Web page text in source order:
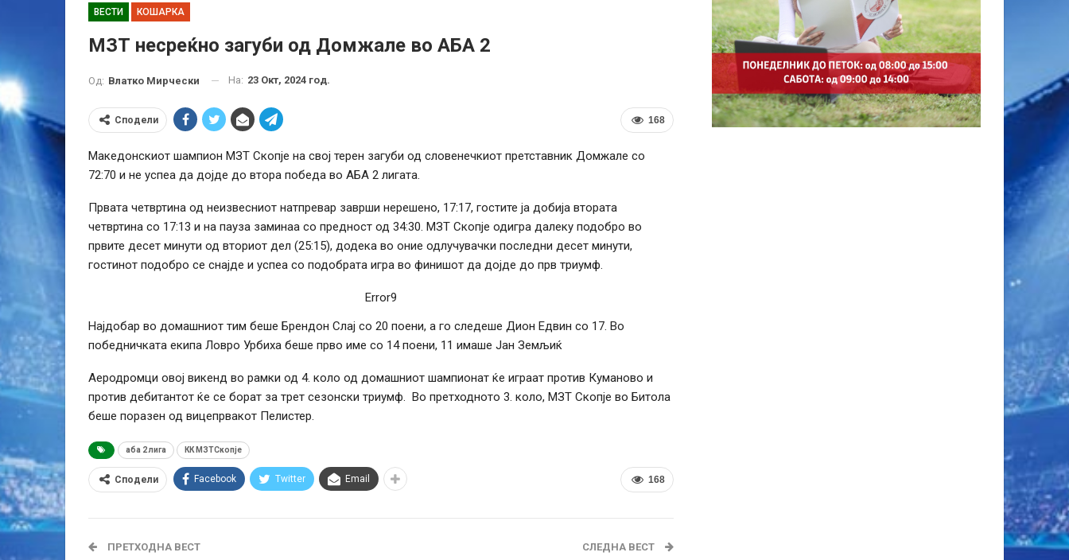
ВЕСТИ КОШАРКА
МЗТ несреќно загуби од Домжале во АБА 2
Од: Влатко Мирчески На: 23 Окт, 2024 год.
168
Сподели
Македонскиот шампион МЗТ Скопје на свој терен загуби од словенечкиот претставник Домжале со
72:70 и не успеа да дојде до втора победа во АБА 2 лигата.
Првата четвртина од неизвесниот натпревар заврши нерешено, 17:17, гостите ја добија втората
четвртина со 17:13 и на пауза заминаа со предност од 34:30. МЗТ Скопје одигра далеку подобро во
првите десет минути од вториот дел (25:15), додека во оние одлучувачки последни десет минути,
гостинот подобро се снајде и успеа со подобрата игра во финишот да дојде до прв триумф.
Error9
Најдобар во домашниот тим беше Брендон Слај со 20 поени, а го следеше Дион Едвин со 17. Во
победничката екипа Ловро Урбиха беше прво име со 14 поени, 11 имаше Јан Земљиќ
Аеродромци овој викенд во рамки од 4. коло од домашниот шампионат ќе играат против Куманово и
против дебитантот ќе се борат за трет сезонски триумф. Во претходното 3. коло, МЗТ Скопје во Битола
беше поразен од вицепрвакот Пелистер.
аба 2 лига КК МЗТСкопје
168
Сподели Facebook Twitter Email
ПРЕТХОДНА ВЕСТ СЛЕДНА ВЕСТ